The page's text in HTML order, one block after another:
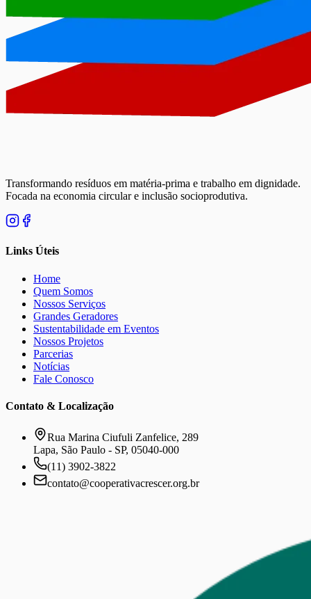
Transformando resíduos em matéria-prima e trabalho em dignidade.
Focada na economia circular e inclusão socioprodutiva.
Links Úteis
Home
Quem Somos
Nossos Serviços
Grandes Geradores
Sustentabilidade em Eventos
Nossos Projetos
Parcerias
Notícias
Fale Conosco
Contato & Localização
Rua Marina Ciufuli Zanfelice, 289
Lapa, São Paulo - SP, 05040-000
(11) 3902-3822
contato@cooperativacrescer.org.br